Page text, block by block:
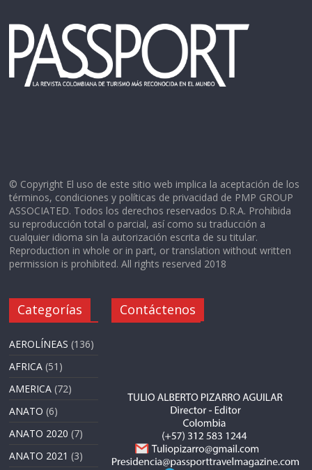
© Copyright El uso de este sitio web implica la aceptación de los
términos, condiciones y políticas de privacidad de PMP GROUP
ASSOCIATED. Todos los derechos reservados D.R.A. Prohibida
su reproducción total o parcial, así como su traducción a
cualquier idioma sin la autorización escrita de su titular.
Reproduction in whole or in part, or translation without written
permission is prohibited. All rights reserved 2018
Categorías
AEROLÍNEAS (136)
AFRICA (51)
AMERICA (72)
ANATO (6)
ANATO 2020 (7)
ANATO 2021 (3)
Contáctenos